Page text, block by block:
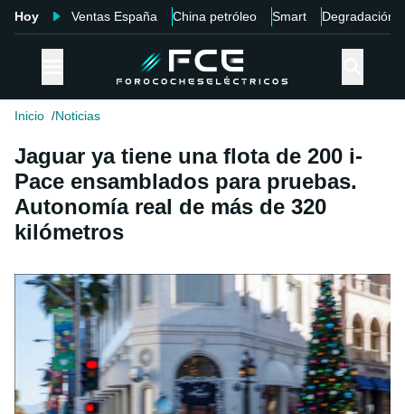
Hoy Ventas España China petróleo Smart Degradación
Inicio Noticias
Jaguar ya tiene una flota de 200 i-
Pace ensamblados para pruebas.
Autonomía real de más de 320
kilómetros